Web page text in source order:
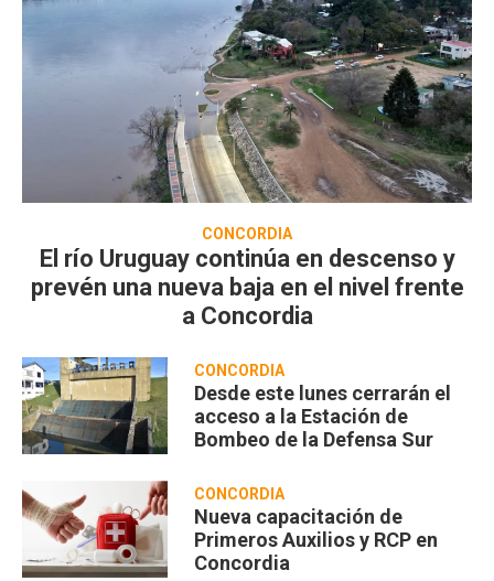
CONCORDIA
El río Uruguay continúa en descenso y
prevén una nueva baja en el nivel frente
a Concordia
CONCORDIA
Desde este lunes cerrarán el
acceso a la Estación de
Bombeo de la Defensa Sur
CONCORDIA
Nueva capacitación de
Primeros Auxilios y RCP en
Concordia